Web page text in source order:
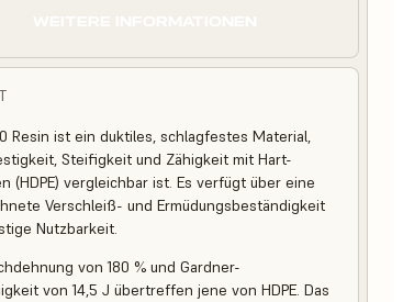
Resin ist ein duktiles, schlagfestes Material,
Steifigkeit und Zähigkeit mit Hart-
(HDPE) vergleichbar ist. Es verfügt über eine
Verschleiß- und Ermüdungsbeständigkeit
Nutzbarkeit.
von 180 % und Gardner-
von 14,5 J übertreffen jene von HDPE. Das